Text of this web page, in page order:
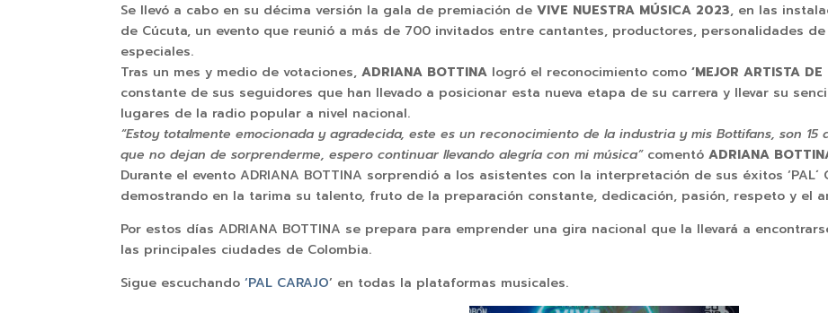
Se llevó a cabo en su décima versión la gala de premiación deVIVE NUESTRA MÚSICA 2023, en las
de Cúcuta, un evento que reunió a más de 700 invitados entre cantantes, productores, personalidades
especiales.
Tras un mes y medio de votaciones,ADRIANA BOTTINA logró el reconocimiento como‘MEJOR ARTISTA
constante de sus seguidores que han llevado a posicionar esta nueva etapa de su carrera y llevar su
lugares de la radio popular a nivel nacional.
“Estoy totalmente emocionada y agradecida, este es un reconocimiento de la industria y mis Bottifans, son
que no dejan de sorprenderme, espero continuar llevando alegría con mi música”comentóADRIANA
Durante el evento ADRIANA BOTTINA sorprendió a los asistentes con la interpretación de sus éxitos ‘PAL´
demostrando en la tarima su talento, fruto de la preparación constante, dedicación, pasión, respeto y el
Por estos días ADRIANA BOTTINA se prepara para emprender una gira nacional que la llevará a
las principales ciudades de Colombia.
Sigue escuchando‘PAL CARAJO’ en todas la plataformas musicales.